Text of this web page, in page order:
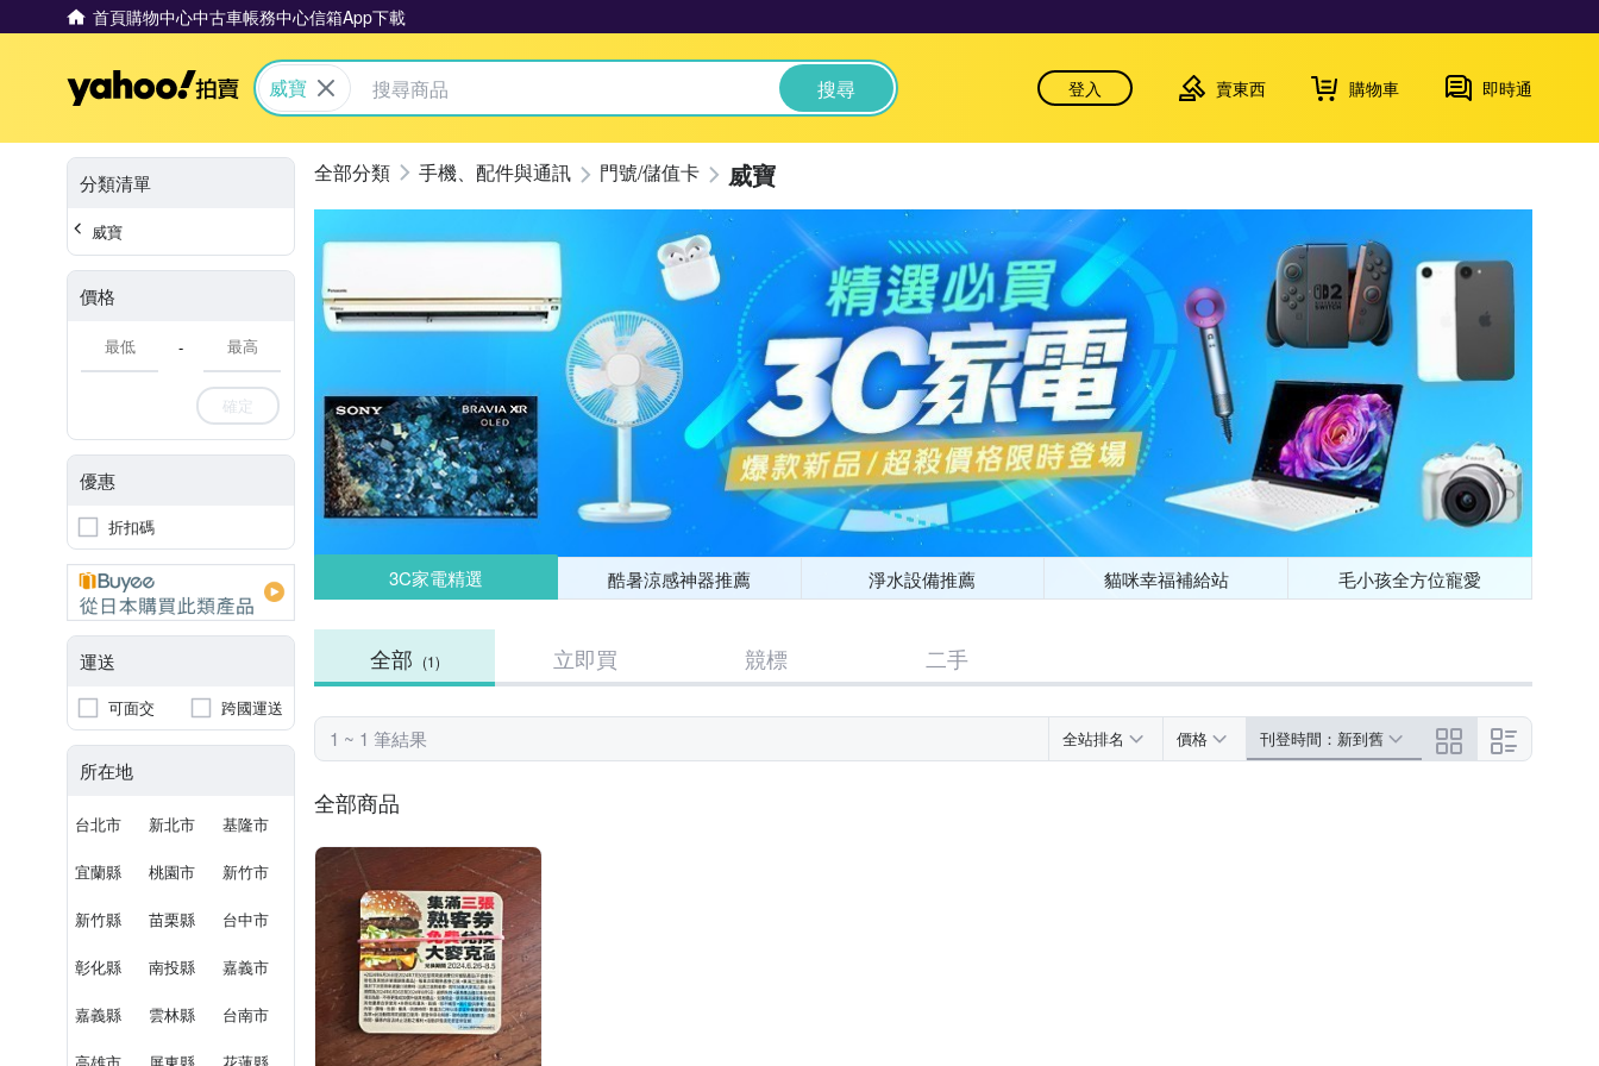
首頁購物中心中古車帳務中心信箱App下載
Yahoo拍賣
威寶 搜尋 登入 賣東西 購物車 即時通
分類清單
威寶
價格
-
確定
優惠
折扣碼
運送
可面交 跨國運送
所在地
台北市 新北市 基隆市
宜蘭縣 桃園市 新竹市
新竹縣 苗栗縣 台中市
彰化縣 南投縣 嘉義市
嘉義縣 雲林縣 台南市
手機、配件與通訊 門號/儲值卡 威寶
3C家電精選 酷暑涼感神器推薦 淨水設備推薦 貓咪幸福補給站 毛小孩全方位寵愛
全部 (1) 立即買 競標 二手
1 ~ 1 筆結果 全站排名 價格 刊登時間：新到舊
全部商品